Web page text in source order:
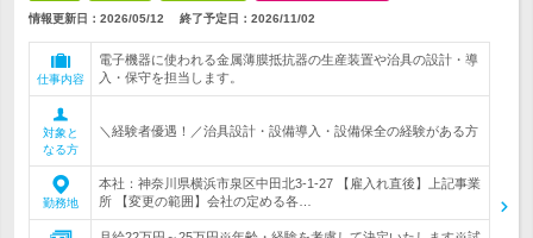
情報更新日：2026/05/12 終了予定日： 2026/11/02
仕事内容
電子機器に使われる金属薄膜抵抗器の生産装置や治具の設計・導
入・保守を担当します。
対象と
なる方
＼経験者優遇！／治具設計・設備導入・設備保全の経験がある方
勤務地
本社：神奈川県横浜市泉区中田北3-1-27 【雇入れ直後】上記事業
所 【変更の範囲】会社の定める各…